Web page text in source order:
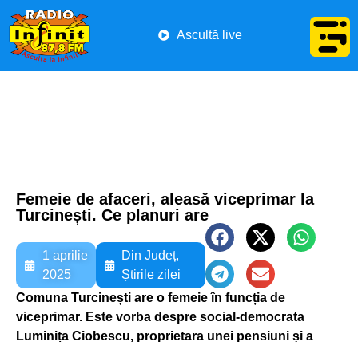
Ascultă live
Femeie de afaceri, aleasă viceprimar la
Turcinești. Ce planuri are
1 aprilie
2025
Din Județ,
Știrile zilei
Comuna Turcinești are o femeie în funcția de
viceprimar. Este vorba despre social-democrata
Luminița Ciobescu, proprietara unei pensiuni și a